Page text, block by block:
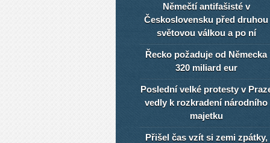
Němečtí antifašisté v
Československu před druhou
světovou válkou a po ní
Řecko požaduje od Německa
320 miliard eur
Poslední velké protesty v
vedly k rozkradení národního
majetku
Přišel čas vzít si zemi zpátky,